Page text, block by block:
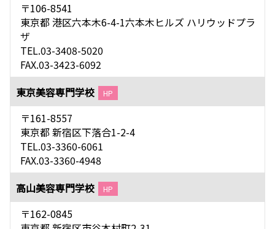
〒106-8541
東京都 港区六本木6-4-1六本木ヒルズ ハリウッドプラ
ザ
TEL.03-3408-5020
FAX.03-3423-6092
東京美容専門学校
HP
〒161-8557
東京都 新宿区下落合1-2-4
TEL.03-3360-6061
FAX.03-3360-4948
高山美容専門学校
HP
〒162-0845